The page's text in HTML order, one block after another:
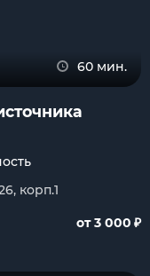
60 мин.
корп.1
от 3 000 ₽